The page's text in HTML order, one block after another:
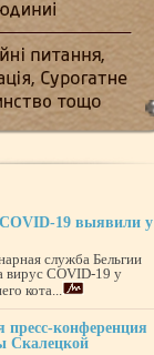
19 выявили у
служба Бельгии
вирус COVID-19 у
кота...
пресс-конференция
Скалецкой